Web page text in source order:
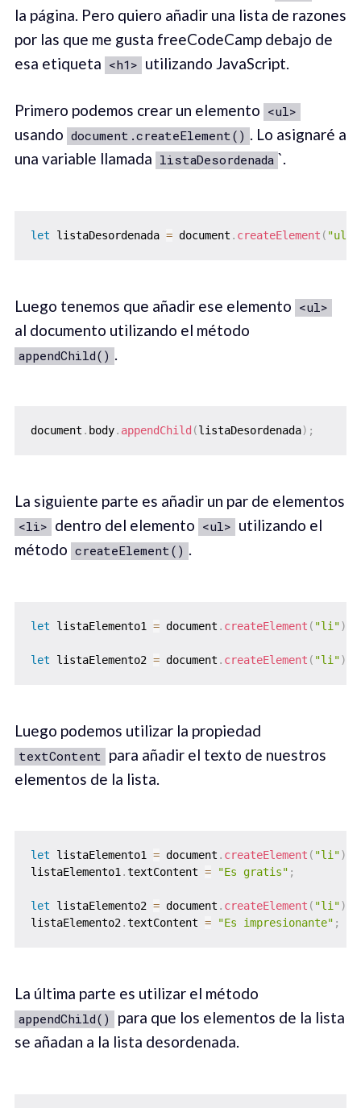
la página. Pero quiero añadir una lista de razones
por las que me gusta freeCodeCamp debajo de
esa etiqueta <h1> utilizando JavaScript.
Primero podemos crear un elemento <ul>
usando document.createElement() . Lo asignaré a
una variable llamada listaDesordenada `.
let listaDesordenada = document . createElement ( "ul"
Luego tenemos que añadir ese elemento <ul>
al documento utilizando el método
appendChild() .
document . body. appendChild (listaDesordenada) ;
La siguiente parte es añadir un par de elementos
<li> dentro del elemento <ul> utilizando el
método createElement() .
let listaElemento1 = document . createElement ( "li")
let listaElemento2 = document . createElement ( "li")
Luego podemos utilizar la propiedad
textContent para añadir el texto de nuestros
elementos de la lista.
let listaElemento1 = document . createElement ( "li")
listaElemento1 .textContent = "Es gratis" ;
let listaElemento2 = document . createElement ( "li")
listaElemento2.textContent = "Es impresionante" ;
La última parte es utilizar el método
appendChild()
para que los elementos de la lista
se añadan a la lista desordenada.